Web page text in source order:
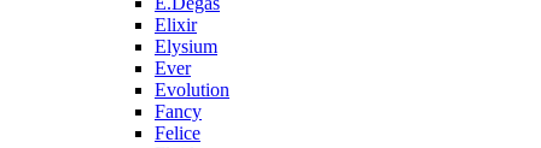
Elixir
Elysium
Ever
Evolution
Fancy
Felice